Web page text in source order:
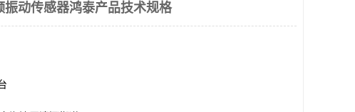
振动传感器鸿泰产品技术规格